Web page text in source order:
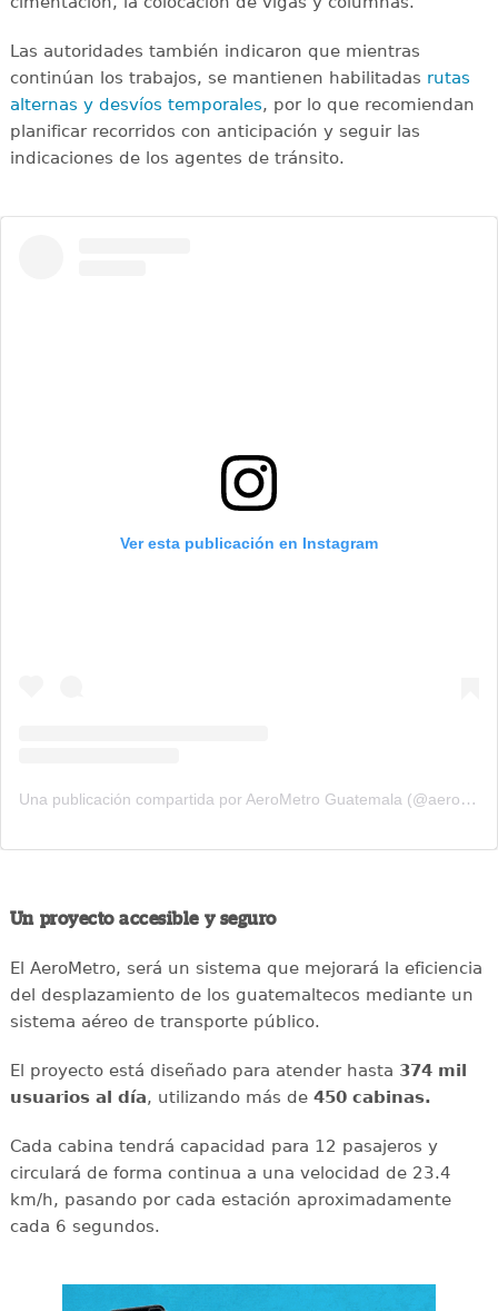
Las autoridades también indicaron que mientras
continúan los trabajos, se mantienen habilitadas rutas
alternas y desvíos temporales, por lo que recomiendan
planificar recorridos con anticipación y seguir las
indicaciones de los agentes de tránsito.
Ver esta publicación en Instagram
Una publicación compartida por AeroMetro Guatemala (@aerometrogt)
Un proyecto accesible y seguro
El AeroMetro, será un sistema que mejorará la eficiencia
del desplazamiento de los guatemaltecos mediante un
sistema aéreo de transporte público.
El proyecto está diseñado para atender hasta 374 mil
usuarios al día, utilizando más de 450 cabinas.
Cada cabina tendrá capacidad para 12 pasajeros y
circulará de forma continua a una velocidad de 23.4
km/h, pasando por cada estación aproximadamente
cada 6 segundos.